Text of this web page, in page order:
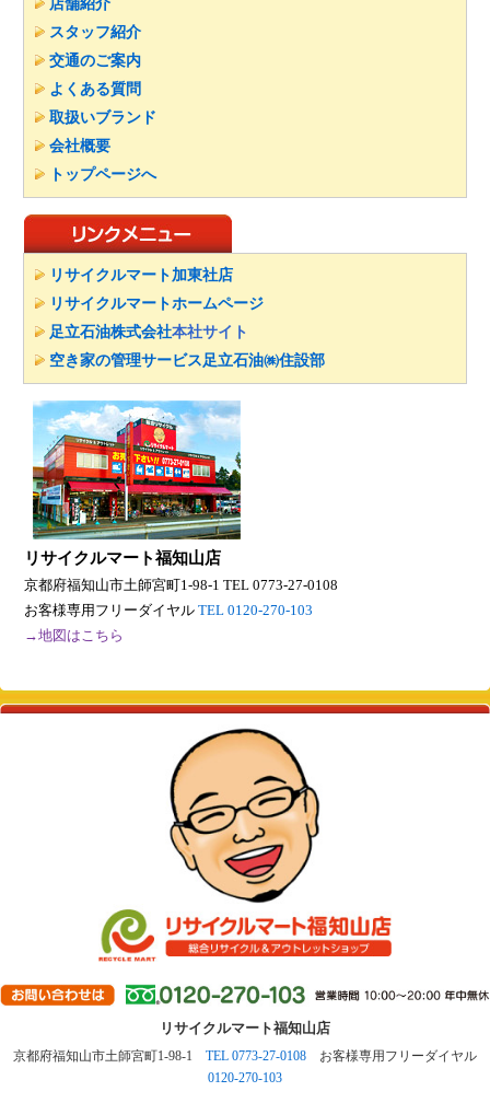
スタッフ紹介
交通のご案内
よくある質問
取扱いブランド
会社概要
トップページへ
リサイクルマート加東社店
リサイクルマートホームページ
足立石油株式会社本社サイト
空き家の管理サービス足立石油㈱住設部
リサイクルマート福知山店
京都府福知山市土師宮町1-98-1 TEL 0773-27-0108
お客様専用フリーダイヤル TEL 0120-270-103
→地図はこちら
リサイクルマート福知山店
京都府福知山市土師宮町1-98-1 TEL 0773-27-0108 お客様専用フリーダイヤル
0120-270-103